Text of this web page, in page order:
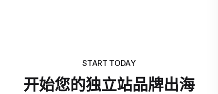
START TODAY
开始您的独立站品牌出海